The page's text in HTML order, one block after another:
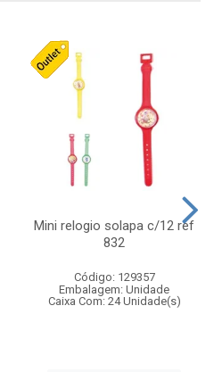
Mini relogio solapa c/12 ref
832
Código: 129357
Embalagem: Unidade
Caixa Com: 24 Unidade(s)